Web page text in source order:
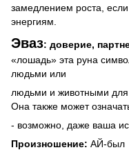
замедлением роста,
энергиям.
Эваз: доверие,
«лошадь» эта руна
людьми или
людьми и животными для
Она также может
- возможно, даже ваша
Произношение: АЙ-был